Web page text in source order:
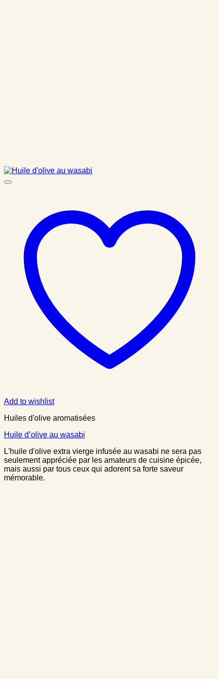
Add to wishlist
Huiles d'olive aromatisées
Huile d’olive au wasabi
L'huile d'olive extra vierge infusée au wasabi ne sera pas
seulement appréciée par les amateurs de cuisine épicée,
mais aussi par tous ceux qui adorent sa forte saveur
mémorable.